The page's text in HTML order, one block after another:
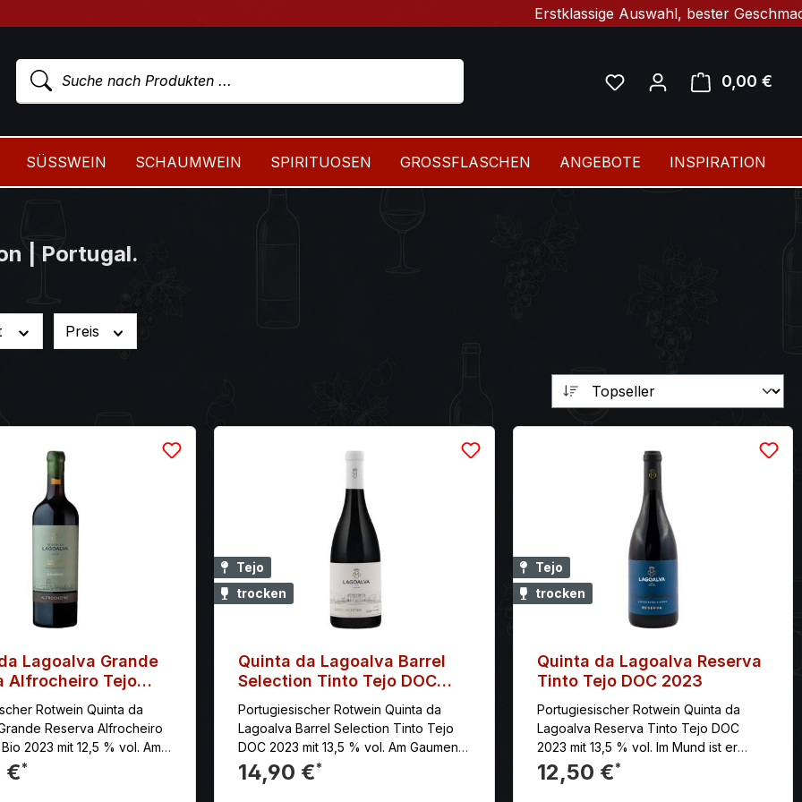
Erstklassige Auswahl, bester Geschmack &
Du hast 0 Produkte auf
0,00 €
SÜSSWEIN SCHAUMWEIN SPIRITUOSEN GROSSFLASCHEN ANGEBOTE INSPIRATION
| Portugal.
Preis
Lagoalva Grande
Alfrocheiro Tejo
2023Rotwein Quinta da
Reserva Alfrocheiro
2023 mit 12,5 % vol. Am
er sich tiefgründig
mit eleganten
€*
Tejo
trocken
Quinta da Lagoalva Barrel
Selection Tinto Tejo DOC
2023
Portugiesischer Rotwein Quinta da
Lagoalva Barrel Selection Tinto Tejo
DOC 2023 mit 13,5 % vol. Am Gaumen
präsentiert er sich vollmundig mit
eleganten Tanninen und einem
14,90 €*
Tejo
trocken
Quinta da Lagoalva Reserva
Tinto Tejo DOC 2023
Portugiesischer Rotwein Quinta da
Lagoalva Reserva Tinto Tejo DOC
2023 mit 13,5 % vol. Im Mund ist er
weich und elegant mit frischer Säure
und vielen primären Fruchtaromen.
12,50 €*